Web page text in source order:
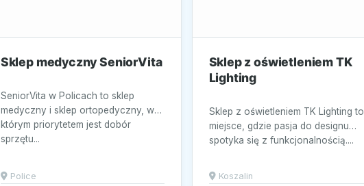
Sklep medyczny SeniorVita
SeniorVita w Policach to sklep
medyczny i sklep ortopedyczny, w
którym priorytetem jest dobór
sprzętu...
Police
Sklep z oświetleniem TK
Lighting
Sklep z oświetleniem TK Lighting to
miejsce, gdzie pasja do designu
spotyka się z funkcjonalnością....
Koszalin